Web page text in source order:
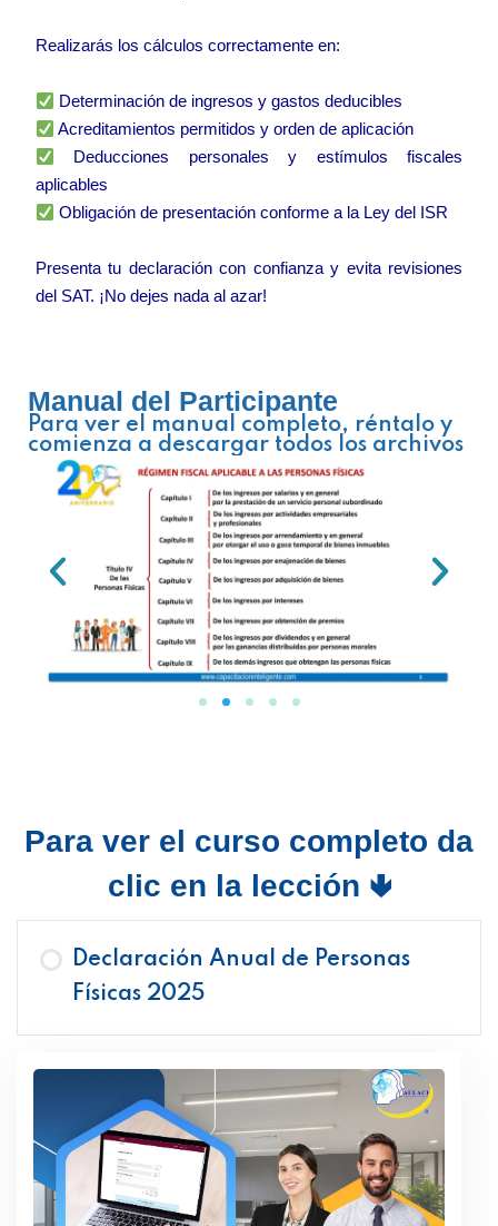
Realizarás los cálculos correctamente en:
Determinación de ingresos y gastos deducibles
Acreditamientos permitidos y orden de aplicación
Deducciones personales y estímulos fiscales
aplicables
Obligación de presentación conforme a la Ley del ISR
Presenta tu declaración con confianza y evita revisiones
del SAT. ¡No dejes nada al azar!
Manual del Participante
Para ver el manual completo, réntalo y
comienza a descargar todos los archivos
Para ver el curso completo da
clic en la lección 🢃
Declaración Anual de Personas
Físicas 2025